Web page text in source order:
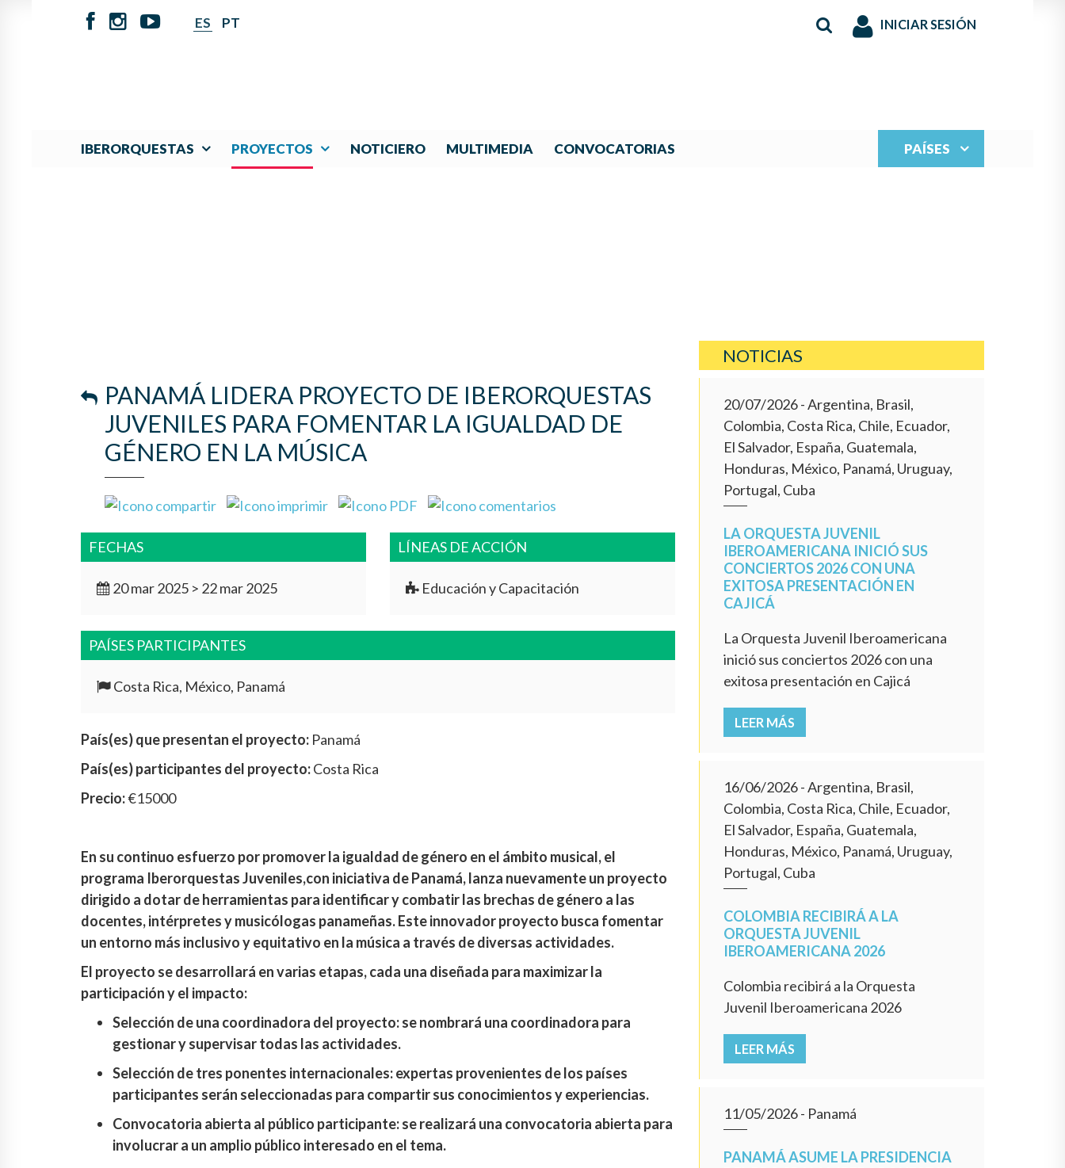
ES PT INICIAR SESIÓN
IBERORQUESTAS PROYECTOS NOTICIERO MULTIMEDIA CONVOCATORIAS PAÍSES
PANAMÁ LIDERA PROYECTO DE IBERORQUESTAS
JUVENILES PARA FOMENTAR LA IGUALDAD DE
GÉNERO EN LA MÚSICA
FECHAS
20 mar 2025 > 22 mar 2025
LÍNEAS DE ACCIÓN
Educación y Capacitación
PAÍSES PARTICIPANTES
Costa Rica, México, Panamá
País(es) que presentan el proyecto: Panamá
País(es) participantes del proyecto:Costa Rica
Precio:€15000
En su continuo esfuerzo por promover la igualdad de género en el ámbito musical, el
programa Iberorquestas Juveniles,con iniciativa de Panamá, lanza nuevamente un proyecto
dirigido a dotar de herramientas para identificar y combatir las brechas de género a las
docentes, intérpretes y musicólogas panameñas. Este innovador proyecto busca fomentar
un entorno más inclusivo y equitativo en la música a través de diversas actividades.
El proyecto se desarrollará en varias etapas, cada una diseñada para maximizar la
participación y el impacto:
Selección de una coordinadora del proyecto: se nombrará una coordinadora para
gestionar y supervisar todas las actividades.
Selección de tres ponentes internacionales: expertas provenientes de los países
participantes serán seleccionadas para compartir sus conocimientos y experiencias.
Convocatoria abierta al público participante: se realizará una convocatoria abierta para
involucrar a un amplio público interesado en el tema.
NOTICIAS
20/07/2026- Argentina, Brasil,
Colombia, Costa Rica, Chile, Ecuador,
El Salvador, España, Guatemala,
Honduras, México, Panamá, Uruguay,
Portugal, Cuba
LA ORQUESTA JUVENIL
IBEROAMERICANA INICIÓ SUS
CONCIERTOS 2026 CON UNA
EXITOSA PRESENTACIÓN EN
CAJICÁ
La Orquesta Juvenil Iberoamericana
inició sus conciertos 2026 con una
exitosa presentación en Cajicá
LEER MÁS
16/06/2026- Argentina, Brasil,
Colombia, Costa Rica, Chile, Ecuador,
El Salvador, España, Guatemala,
Honduras, México, Panamá, Uruguay,
Portugal, Cuba
COLOMBIA RECIBIRÁ A LA
ORQUESTA JUVENIL
IBEROAMERICANA 2026
Colombia recibirá a la Orquesta
Juvenil Iberoamericana 2026
LEER MÁS
11/05/2026- Panamá
PANAMÁ ASUME LA PRESIDENCIA